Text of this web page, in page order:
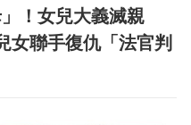
！女兒大義滅親
女聯手復仇「法官判